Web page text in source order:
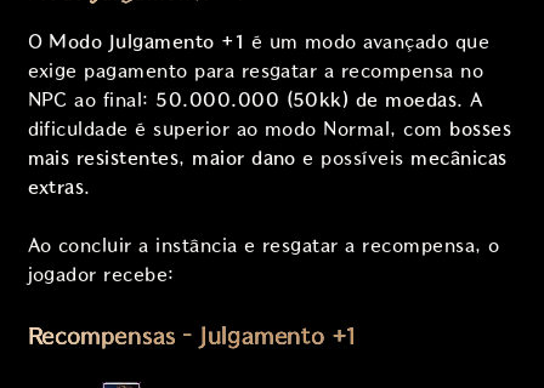
O Modo Julgamento +1 é um modo avançado que
exige pagamento para resgatar a recompensa no
NPC ao final: 50.000.000 (50kk) de moedas. A
dificuldade é superior ao modo Normal, com bosses
mais resistentes, maior dano e possíveis mecânicas
extras.
Ao concluir a instância e resgatar a recompensa, o
jogador recebe:
Recompensas – Julgamento +1